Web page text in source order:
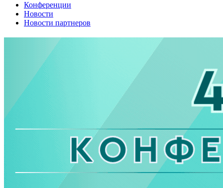
Конференции
Новости
Новости партнеров